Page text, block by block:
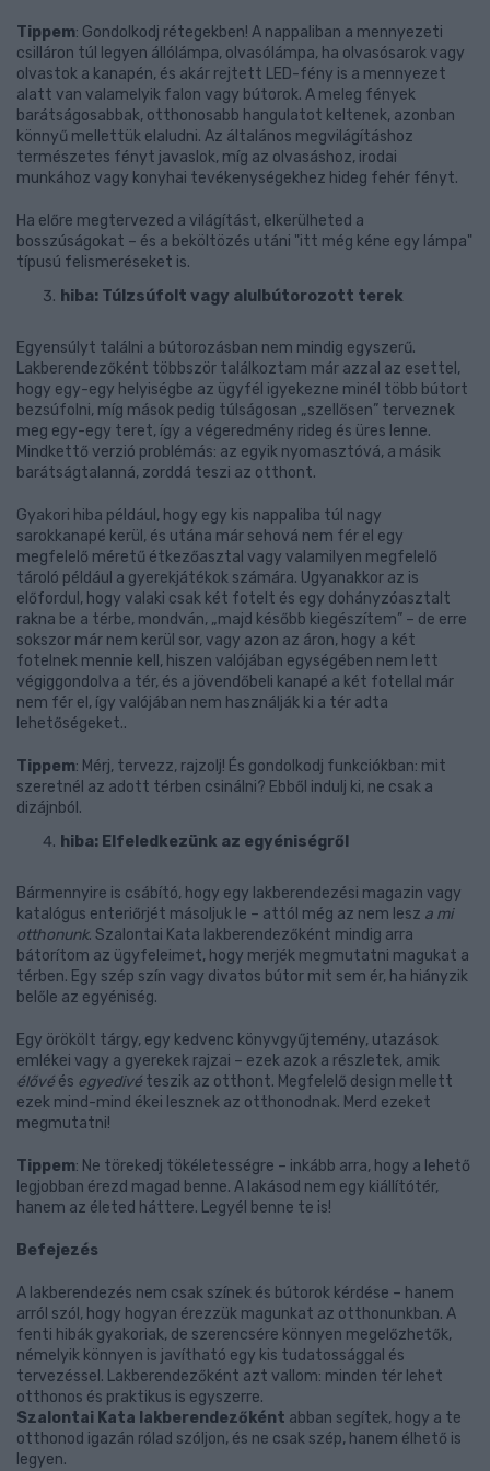
Tippem: Gondolkodj rétegekben! A nappaliban a mennyezeti
csilláron túl legyen állólámpa, olvasólámpa, ha olvasósarok vagy
olvastok a kanapén, és akár rejtett LED-fény is a mennyezet
alatt van valamelyik falon vagy bútorok. A meleg fények
barátságosabbak, otthonosabb hangulatot keltenek, azonban
könnyű mellettük elaludni. Az általános megvilágításhoz
természetes fényt javaslok, míg az olvasáshoz, irodai
munkához vagy konyhai tevékenységekhez hideg fehér fényt.
Ha előre megtervezed a világítást, elkerülheted a
bosszúságokat – és a beköltözés utáni "itt még kéne egy lámpa"
típusú felismeréseket is.
hiba: Túlzsúfolt vagy alulbútorozott terek
Egyensúlyt találni a bútorozásban nem mindig egyszerű.
Lakberendezőként többször találkoztam már azzal az esettel,
hogy egy-egy helyiségbe az ügyfél igyekezne minél több bútort
bezsúfolni, míg mások pedig túlságosan „szellősen” terveznek
meg egy-egy teret, így a végeredmény rideg és üres lenne.
Mindkettő verzió problémás: az egyik nyomasztóvá, a másik
barátságtalanná, zorddá teszi az otthont.
Gyakori hiba például, hogy egy kis nappaliba túl nagy
sarokkanapé kerül, és utána már sehová nem fér el egy
megfelelő méretű étkezőasztal vagy valamilyen megfelelő
tároló például a gyerekjátékok számára. Ugyanakkor az is
előfordul, hogy valaki csak két fotelt és egy dohányzóasztalt
rakna be a térbe, mondván, „majd később kiegészítem” – de erre
sokszor már nem kerül sor, vagy azon az áron, hogy a két
fotelnek mennie kell, hiszen valójában egységében nem lett
végiggondolva a tér, és a jövendőbeli kanapé a két fotellal már
nem fér el, így valójában nem használják ki a tér adta
lehetőségeket..
Tippem: Mérj, tervezz, rajzolj! És gondolkodj funkciókban: mit
szeretnél az adott térben csinálni? Ebből indulj ki, ne csak a
dizájnból.
hiba: Elfeledkezünk az egyéniségről
Bármennyire is csábító, hogy egy lakberendezési magazin vagy
katalógus enteriőrjét másoljuk le – attól még az nem lesz a mi
otthonunk. Szalontai Kata lakberendezőként mindig arra
bátorítom az ügyfeleimet, hogy merjék megmutatni magukat a
térben. Egy szép szín vagy divatos bútor mit sem ér, ha hiányzik
belőle az egyéniség.
Egy örökölt tárgy, egy kedvenc könyvgyűjtemény, utazások
emlékei vagy a gyerekek rajzai – ezek azok a részletek, amik
élővé és egyedivé teszik az otthont. Megfelelő design mellett
ezek mind-mind ékei lesznek az otthonodnak. Merd ezeket
megmutatni!
Tippem: Ne törekedj tökéletességre – inkább arra, hogy a lehető
legjobban érezd magad benne. A lakásod nem egy kiállítótér,
hanem az életed háttere. Legyél benne te is!
Befejezés
A lakberendezés nem csak színek és bútorok kérdése – hanem
arról szól, hogy hogyan érezzük magunkat az otthonunkban. A
fenti hibák gyakoriak, de szerencsére könnyen megelőzhetők,
némelyik könnyen is javítható egy kis tudatossággal és
tervezéssel. Lakberendezőként azt vallom: minden tér lehet
otthonos és praktikus is egyszerre.
Szalontai Kata lakberendezőként abban segítek, hogy a te
otthonod igazán rólad szóljon, és ne csak szép, hanem élhető is
legyen.